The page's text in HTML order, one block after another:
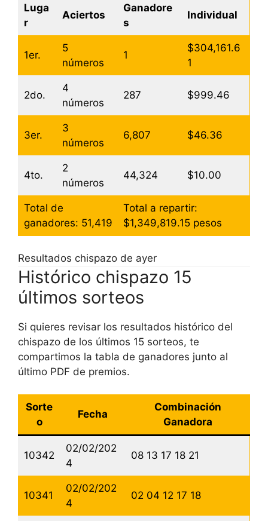
Luga
r
Aciertos
Ganadore
s
Individual
1er.
5
números
1
$304,161.6
1
2do.
4
números
287 $999.46
3er.
3
números
6,807 $46.36
4to.
2
números
44,324 $10.00
Total de
ganadores: 51,419
Total a repartir:
$1,349,819.15 pesos
Resultados chispazo de ayer
Histórico chispazo 15
últimos sorteos
Si quieres revisar los resultados histórico del
chispazo de los últimos 15 sorteos, te
compartimos la tabla de ganadores junto al
último PDF de premios.
Sorte
o
Fecha
Combinación
Ganadora
10342
02/02/202
4
08 13 17 18 21
10341
02/02/202
4
02 04 12 17 18